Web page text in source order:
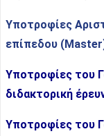
Υποτροφίες
επίπεδου (Master
Υποτροφίες του
διδακτορική
Υποτροφίες του